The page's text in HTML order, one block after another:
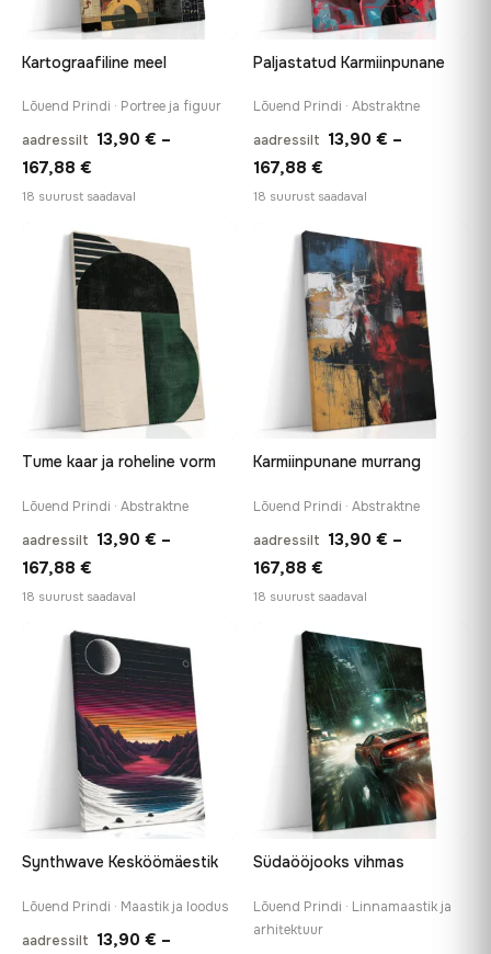
Kartograafiline meel
Lõuend Prindi · Portree ja figuur
aadressilt 13,90 € –
167,88 €
13,90 €
167,88 €
18 suurust saadaval
Paljastatud Karmiinpunane
Lõuend Prindi · Abstraktne
aadressilt 13,90 € –
167,88 €
13,90 €
167,88 €
18 suurust saadaval
Tume kaar ja roheline vorm
Lõuend Prindi · Abstraktne
aadressilt 13,90 € –
167,88 €
13,90 €
167,88 €
18 suurust saadaval
Karmiinpunane murrang
Lõuend Prindi · Abstraktne
aadressilt 13,90 € –
167,88 €
13,90 €
167,88 €
18 suurust saadaval
Synthwave Kesköömäestik
Lõuend Prindi · Maastik ja loodus
aadressilt 13,90 € –
Südaööjooks vihmas
Lõuend Prindi · Linnamaastik ja
arhitektuur